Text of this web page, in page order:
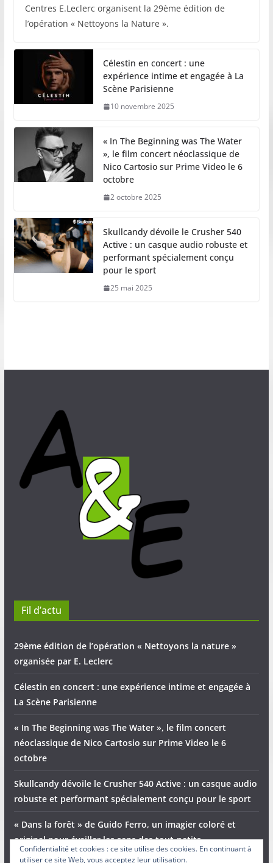
Centres E.Leclerc organisent la 29ème édition de
l’opération « Nettoyons la Nature ».
Célestin en concert : une
expérience intime et engagée à La
Scène Parisienne
10 novembre 2025
« In The Beginning was The Water
», le film concert néoclassique de
Nico Cartosio sur Prime Video le 6
octobre
2 octobre 2025
Skullcandy dévoile le Crusher 540
Active : un casque audio robuste et
performant spécialement conçu
pour le sport
25 mai 2025
Fil d’actu
29ème édition de l’opération « Nettoyons la nature »
organisée par E. Leclerc
Célestin en concert : une expérience intime et engagée à
La Scène Parisienne
« In The Beginning was The Water », le film concert
néoclassique de Nico Cartosio sur Prime Video le 6
octobre
Skullcandy dévoile le Crusher 540 Active : un casque audio
robuste et performant spécialement conçu pour le sport
« Dans la forêt » de Guido Ferro, un imagier coloré et
original pour éveiller les sens des tout-petits
Confidentialité et cookies : ce site utilise des cookies. En continuant à
utiliser ce site Web, vous acceptez leur utilisation.